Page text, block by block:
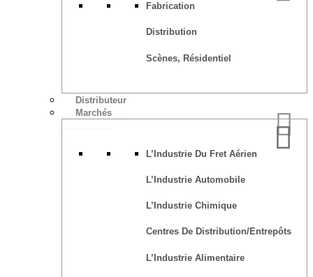
Fabrication
Distribution
Scènes, Résidentiel
Distributeur
Marchés
L’Industrie Du Fret Aérien
L’Industrie Automobile
L’Industrie Chimique
Centres De Distribution/Entrepôts
L’Industrie Alimentaire